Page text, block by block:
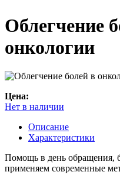
Облегчение
онкологии
Цена:
Нет в наличии
Описание
Характеристики
Помощь в день обращения,
применяем современные